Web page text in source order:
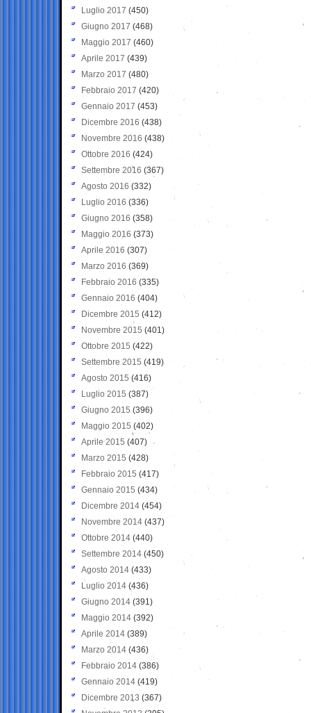
Luglio 2017 (450)
Giugno 2017 (468)
Maggio 2017 (460)
Aprile 2017 (439)
Marzo 2017 (480)
Febbraio 2017 (420)
Gennaio 2017 (453)
Dicembre 2016 (438)
Novembre 2016 (438)
Ottobre 2016 (424)
Settembre 2016 (367)
Agosto 2016 (332)
Luglio 2016 (336)
Giugno 2016 (358)
Maggio 2016 (373)
Aprile 2016 (307)
Marzo 2016 (369)
Febbraio 2016 (335)
Gennaio 2016 (404)
Dicembre 2015 (412)
Novembre 2015 (401)
Ottobre 2015 (422)
Settembre 2015 (419)
Agosto 2015 (416)
Luglio 2015 (387)
Giugno 2015 (396)
Maggio 2015 (402)
Aprile 2015 (407)
Marzo 2015 (428)
Febbraio 2015 (417)
Gennaio 2015 (434)
Dicembre 2014 (454)
Novembre 2014 (437)
Ottobre 2014 (440)
Settembre 2014 (450)
Agosto 2014 (433)
Luglio 2014 (436)
Giugno 2014 (391)
Maggio 2014 (392)
Aprile 2014 (389)
Marzo 2014 (436)
Febbraio 2014 (386)
Gennaio 2014 (419)
Dicembre 2013 (367)